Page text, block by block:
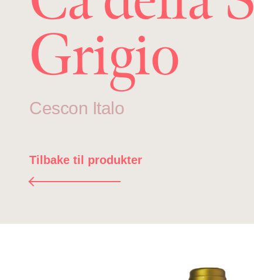
Grigio
Cescon Italo
Tilbake til produkter